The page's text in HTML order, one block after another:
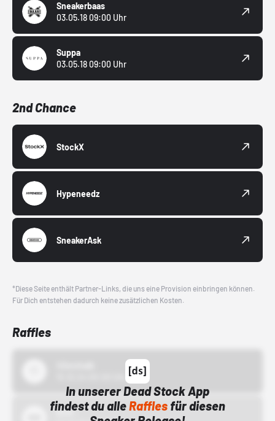
Sneakerbaas
03.05.18 09:00 Uhr
Suppa
03.05.18 09:00 Uhr
2nd Chance
StockX
Hypeneedz
SneakerAsk
*Diese Seite enthält Partner-Links, die uns eine Provision einbringen können.
Für Dich entstehen dadurch keine zusätzlichen Kosten.
Raffles
In unserer Dead Stock App
findest du alleRafflesfür diesen
Bstn